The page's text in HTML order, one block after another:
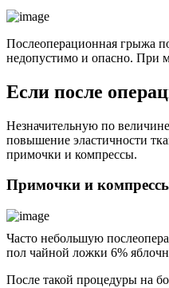
Послеоперационная грыжа
недопустимо и опасно. При
Если после
Незначительную по
повышение эластичности
примочки и компрессы.
Примочки и
Часто небольшую
пол чайной ложки 6%
После такой процедуры на